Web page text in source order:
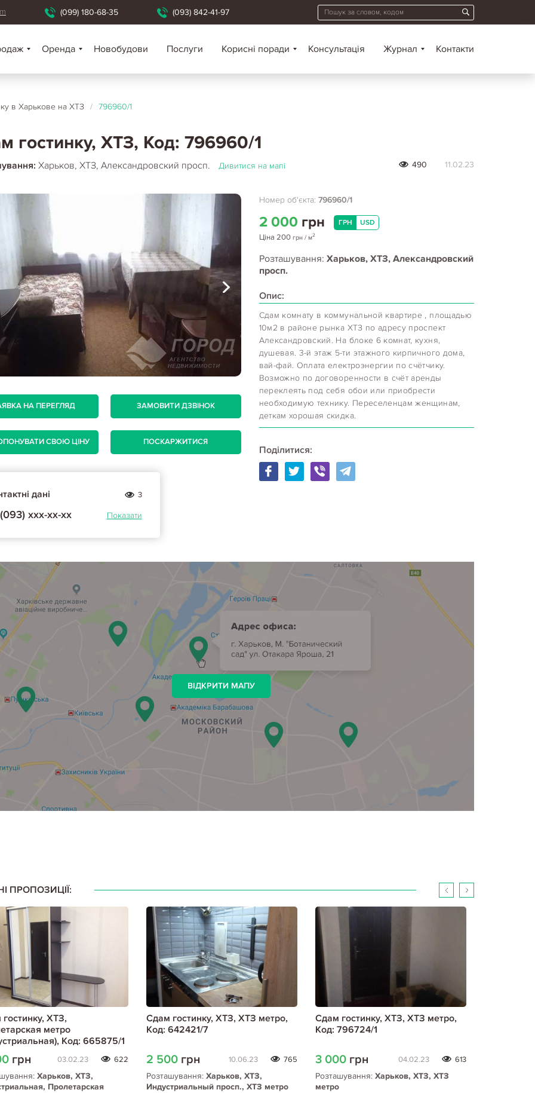
(099) 180-68-35 (093) 842-41-97
Оренда Новобудови Послуги Корисні поради Консультація Журнал Контакти
в Харькове на ХТЗ / 796960/1
гостинку, ХТЗ, Код: 796960/1
Харьков, ХТЗ, Александровский просп. Дивитися на мапі 490 11.02.23
НА ПЕРЕГЛЯД ЗАМОВИТИ ДЗВІНОК
СВОЮ ЦІНУ ПОСКАРЖИТИСЯ
дані 3
(093) ххх-хх-хх Показати
Номер об'єкта: 796960/1
2 000 грн ГРН USD
Ціна 200 грн/ м2
Розташування: Харьков, ХТЗ, Александровский
просп.
Опис:
Сдам комнату в коммунальной квартире , площадью
10м2 в районе рынка ХТЗ по адресу проспект
Александровский. На блоке 6 комнат, кухня,
душевая. 3-й этаж 5-ти этажного кирпичного дома,
вай-фай. Оплата електроэнергии по счётчику.
Возможно по договоренности в счёт аренды
переклеять под себя обои или приобрести
необходимую технику. Переселенцам женщинам,
деткам хорошая скидка.
Поділитися:
ВІДКРИТИ МАПУ
ПРОПОЗИЦІЇ:
ХТЗ,
метро
Код: 665875/1
грн 03.02.23 622
Харьков, ХТЗ,
Пролетарская
Сдам гостинку, ХТЗ, ХТЗ метро,
Код: 642421/7
2 500 грн 10.06.23 765
Розташування: Харьков, ХТЗ,
Индустриальный просп., ХТЗ метро
Сдам гостинку, ХТЗ, ХТЗ метро,
Код: 796724/1
3 000 грн 04.02.23 613
Розташування: Харьков, ХТЗ, ХТЗ
метро